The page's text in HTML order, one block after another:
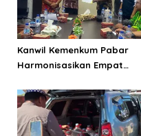
Kanwil Kemenkum Pabar
Harmonisasikan Empat
Wondama